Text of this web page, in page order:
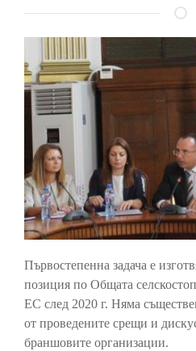
Първостепенна задача е
позиция по Общата
ЕС след 2020 г. Няма
от проведените срещи и
браншовите организации.